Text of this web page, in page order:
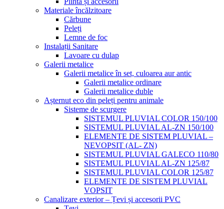
Materiale încălzitoare
Cărbune
Peleți
Lemne de foc
Instalații Sanitare
Lavoare cu dulap
Galerii metalice
Galerii metalice în set, culoarea aur antic
Galerii metalice ordinare
Galerii metalice duble
Așternut eco din peleți pentru animale
Sisteme de scurgere
SISTEMUL PLUVIAL COLOR 150/100
SISTEMUL PLUVIAL AL-ZN 150/100
ELEMENTE DE SISTEM PLUVIAL –
NEVOPSIT (AL- ZN)
SISTEMUL PLUVIAL GALECO 110/80
SISTEMUL PLUVIAL AL-ZN 125/87
SISTEMUL PLUVIAL COLOR 125/87
ELEMENTE DE SISTEM PLUVIAL
VOPSIT
Canalizare exterior – Țevi și accesorii PVC